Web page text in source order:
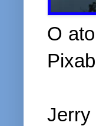
O
Jerry